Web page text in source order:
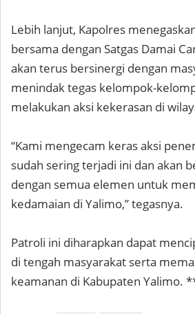
Lebih lanjut, Kapolres
bersama dengan Satgas Damai
akan terus bersinergi dengan
menindak tegas kelompok-
melakukan aksi kekerasan di
“Kami mengecam keras aksi
sudah sering terjadi ini dan akan
dengan semua elemen untuk
kedamaian di Yalimo,” tegasnya.
Patroli ini diharapkan dapat
di tengah masyarakat serta
keamanan di Kabupaten Yalimo.